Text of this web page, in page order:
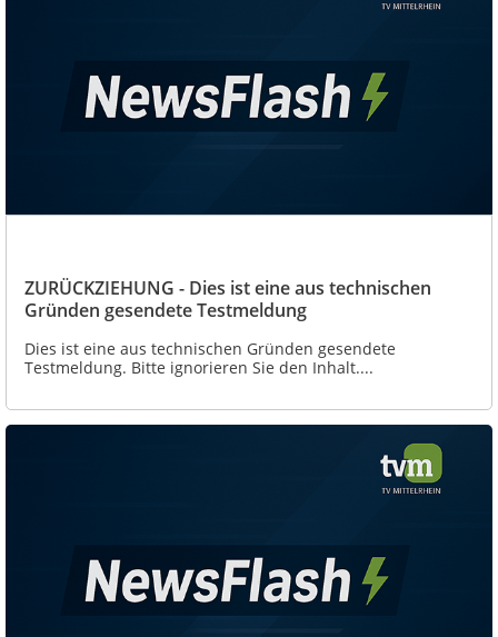
ZURÜCKZIEHUNG - Dies ist eine aus technischen
Gründen gesendete Testmeldung
Dies ist eine aus technischen Gründen gesendete
Testmeldung. Bitte ignorieren Sie den Inhalt....